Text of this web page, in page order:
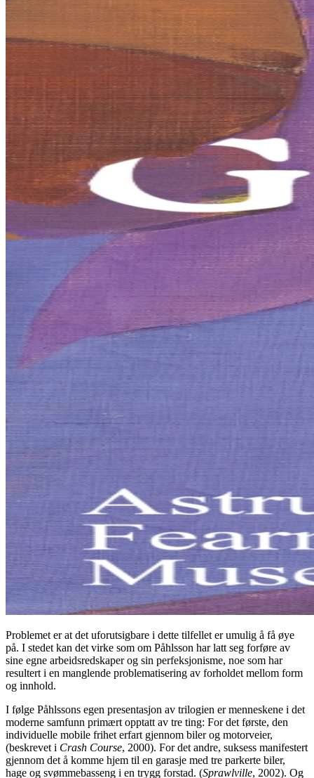
Problemet er at det uforutsigbare i dette tilfellet er umulig å få øye
på. I stedet kan det virke som om Påhlsson har latt seg forføre av
sine egne arbeidsredskaper og sin perfeksjonisme, noe som har
resultert i en manglende problematisering av forholdet mellom form
og innhold.
I følge Påhlssons egen presentasjon av trilogien er menneskene i det
moderne samfunn primært opptatt av tre ting: For det første, den
individuelle mobile frihet erfart gjennom biler og motorveier,
(beskrevet i Crash Course, 2000). For det andre, suksess manifestert
gjennom det å komme hjem til en garasje med tre parkerte biler,
hage og svømmebasseng i en trygg forstad. (Sprawlville, 2002). Og